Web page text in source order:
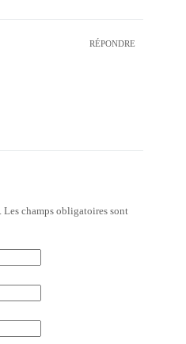
RÉPONDRE
Les champs obligatoires sont